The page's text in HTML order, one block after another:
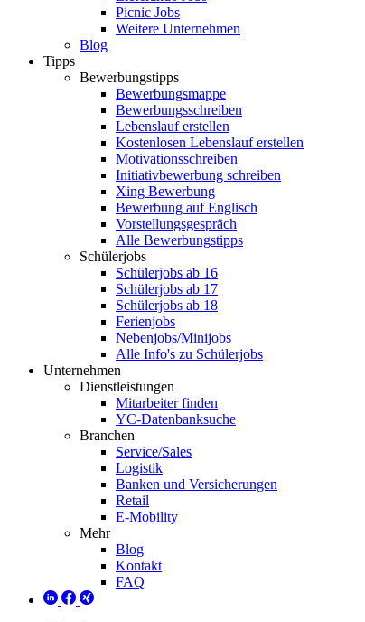
Picnic Jobs
Weitere Unternehmen
Blog
Tipps
Bewerbungstipps
Bewerbungsmappe
Bewerbungsschreiben
Lebenslauf erstellen
Kostenlosen Lebenslauf erstellen
Motivationsschreiben
Initiativbewerbung schreiben
Xing Bewerbung
Bewerbung auf Englisch
Vorstellungsgespräch
Alle Bewerbungstipps
Schülerjobs
Schülerjobs ab 16
Schülerjobs ab 17
Schülerjobs ab 18
Ferienjobs
Nebenjobs/Minijobs
Alle Info's zu Schülerjobs
Unternehmen
Dienstleistungen
Mitarbeiter finden
YC-Datenbanksuche
Branchen
Service/Sales
Logistik
Banken und Versicherungen
Retail
E-Mobility
Mehr
Blog
Kontakt
FAQ